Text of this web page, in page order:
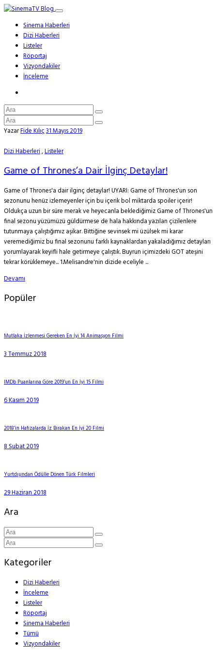
Sinema Haberleri
Dizi Haberleri
Listeler
Röportaj
Vizyondakiler
İnceleme
YazarFide Kılıç31 Mayıs 2019
Dizi Haberleri,Listeler
Game of Thrones’a Dair İlginç Detaylar!
Game of Thrones'a dair ilginç detaylar! UYARI: Game of Thrones'un son
sezonunu henüz izlemeyenler için bu içerik bol miktarda spoiler içerir!
Oldukça uzun bir süre merak ve heyecanla beklediğimiz Game of Thrones'un
final sezonu yüzümüzü güldürmese de hala hakkında yazılan çizilenlere
tutunmaya çalıştığımız aşikar. Bittiğine sevinsek mi üzülsek mi karar
veremediğimiz bu final sezonunu farklı kaynaklardan yakaladığımız detayları
yorumlayarak keyifli hale getirmeye çalıştık. Buyrun içimizdeki GOT ateşini
tekrar körüklemeye... 1.Melisandre'nin dizide eceliyle ...
Devamı
Popüler
Mutlaka İzlenmesi Gereken En İyi 14 Animasyon Filmi
3 Temmuz 2018
IMDb Puanlarına Göre 2019’un En İyi 15 Filmi
6 Kasım 2019
2018’in Hafızalarda İz Bırakan En İyi 20 Filmi
8 Şubat 2019
Yurtdışından Ödülle Dönen Türk Filmleri
29 Haziran 2018
Ara
Kategoriler
Dizi Haberleri
İnceleme
Listeler
Röportaj
Sinema Haberleri
Tümü
Vizyondakiler